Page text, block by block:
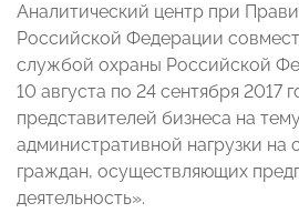
Аналитический центр при
Российской Федерации
службой охраны Российской
10 августа по 24 сентября 2017
представителей бизнеса на
административной нагрузки на
граждан, осуществляющих
деятельность».